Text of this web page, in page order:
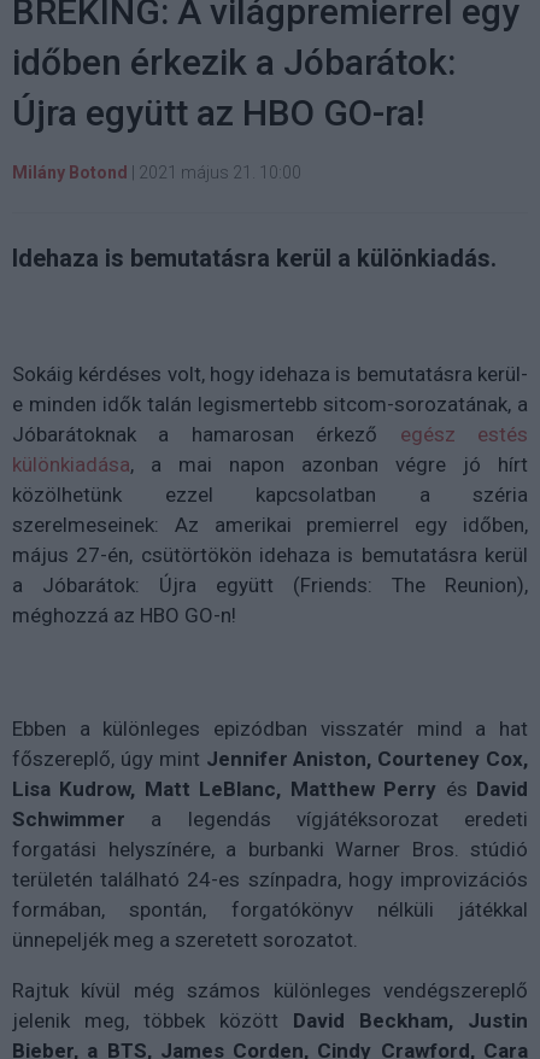
BRÉKING: A világpremierrel egy
időben érkezik a Jóbarátok:
Újra együtt az HBO GO-ra!
Milány Botond 2021 május 21. 10:00
Idehaza is bemutatásra kerül a különkiadás.
Sokáig kérdéses volt, hogy idehaza is bemutatásra kerül-
e minden idők talán legismertebb sitcom-sorozatának, a
Jóbarátoknak a hamarosan érkező egész estés
különkiadása, a mai napon azonban végre jó hírt
közölhetünk ezzel kapcsolatban a széria
szerelmeseinek: Az amerikai premierrel egy időben,
május 27-én, csütörtökön idehaza is bemutatásra kerül
a Jóbarátok: Újra együtt (Friends: The Reunion),
méghozzá az HBO GO-n!
Ebben a különleges epizódban visszatér mind a hat
főszereplő, úgy mint Jennifer Aniston, Courteney Cox,
Lisa Kudrow, Matt LeBlanc, Matthew Perry és David
Schwimmer
a legendás vígjátéksorozat eredeti
forgatási helyszínére, a burbanki Warner Bros. stúdió
területén található 24-es színpadra, hogy improvizációs
formában, spontán, forgatókönyv nélküli játékkal
ünnepeljék meg a szeretett sorozatot.
Rajtuk kívül még számos különleges vendégszereplő
jelenik meg, többek között
David Beckham, Justin
Bieber, a BTS, James Corden, Cindy Crawford, Cara